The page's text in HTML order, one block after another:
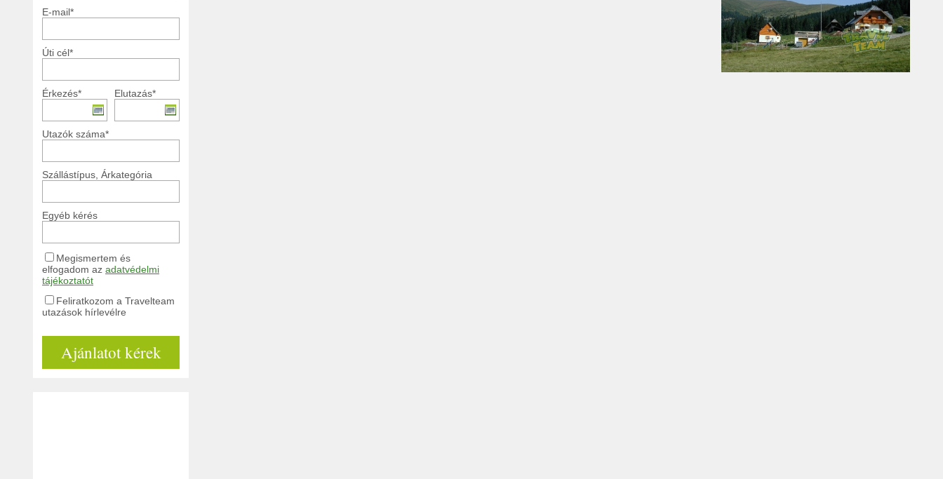
E-mail*
Úti cél*
Érkezés* Elutazás*
Utazók száma*
Szállástípus, Árkategória
Egyéb kérés
Megismertem és
elfogadom az adatvédelmi
tájékoztatót
Feliratkozom a Travelteam
utazások hírlevélre
Ajánlatot kérek